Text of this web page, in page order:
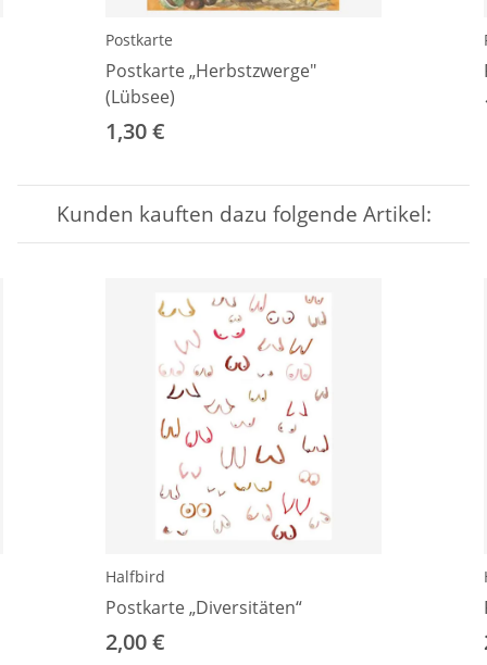
Postkarte
Postkarte „Herbstzwerge"
(Lübsee)
1,30 €
Kunden kauften dazu folgende Artikel:
Halfbird
Postkarte „Diversitäten“
2,00 €